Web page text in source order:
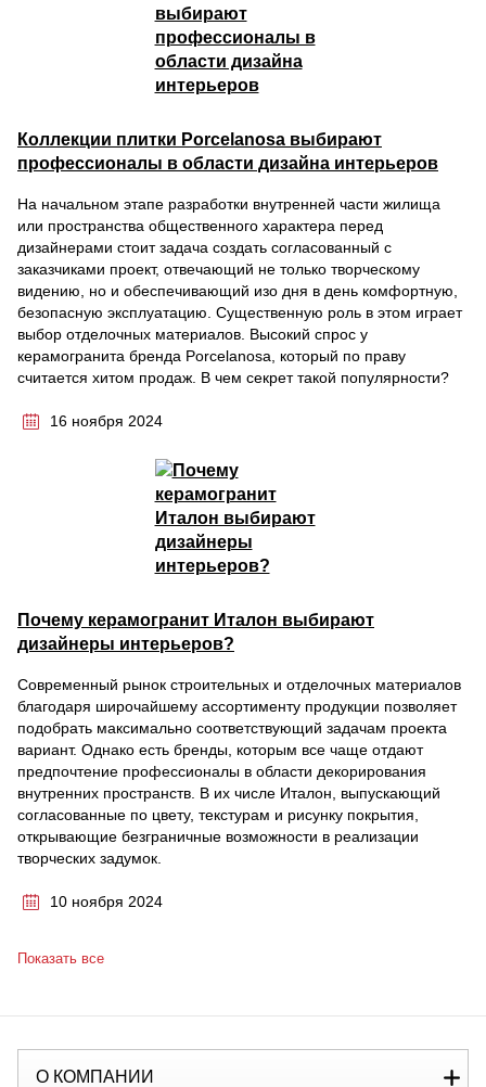
Коллекции плитки Porcelanosa выбирают
профессионалы в области дизайна интерьеров
На начальном этапе разработки внутренней части жилища
или пространства общественного характера перед
дизайнерами стоит задача создать согласованный с
заказчиками проект, отвечающий не только творческому
видению, но и обеспечивающий изо дня в день комфортную,
безопасную эксплуатацию. Существенную роль в этом играет
выбор отделочных материалов. Высокий спрос у
керамогранита бренда Porcelanosa, который по праву
считается хитом продаж. В чем секрет такой популярности?
16 ноября 2024
Почему керамогранит Италон выбирают
дизайнеры интерьеров?
Современный рынок строительных и отделочных материалов
благодаря широчайшему ассортименту продукции позволяет
подобрать максимально соответствующий задачам проекта
вариант. Однако есть бренды, которым все чаще отдают
предпочтение профессионалы в области декорирования
внутренних пространств. В их числе Италон, выпускающий
согласованные по цвету, текстурам и рисунку покрытия,
открывающие безграничные возможности в реализации
творческих задумок.
10 ноября 2024
Показать все
О КОМПАНИИ